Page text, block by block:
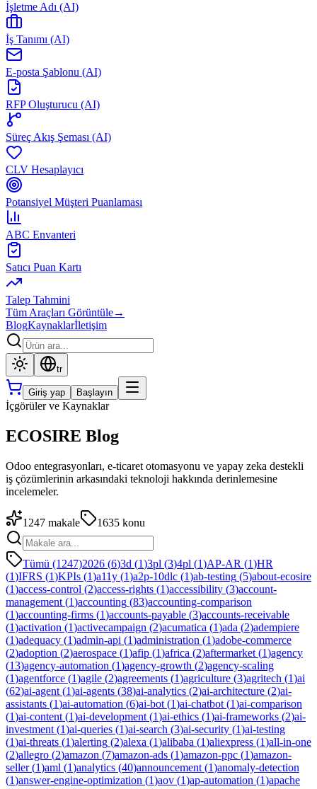
İşletme Adı (AI)
İş Tanımı (AI)
E-posta Şablonu (AI)
RFP Oluşturucu (AI)
Süreç Akış Şeması (AI)
CLV Hesaplayıcı
Potansiyel Müşteri Puanlaması
ABC Envanteri
Satıcı Puan Kartı
Talep Tahmini
Tüm Araçları Görüntüle→
BlogKaynaklarİletişim
tr
Giriş yap Başlayın
İçgörüler ve Kaynaklar
ECOSIRE Blog
Odoo entegrasyonları, e-ticaret otomasyonu ve yapay zeka destekli
iş çözümlerinin arkasındaki teknoloji hakkında derinlemesine
incelemeler.
1247 makale 1635 konu
Tümü (1247)2026 (6)3d (1)3pl (3)4pl (1)AP-AR (1)HR
(1)IFRS (1)KPIs (1)a11y (1)a2p-10dlc (1)ab-testing (5)about-ecosire
(1)access-control (2)access-rights (1)accessibility (3)account-
management (1)accounting (83)accounting-comparison
(1)accounting-firms (1)accounts-payable (3)accounts-receivable
(1)activation (1)activecampaign (2)acumatica (1)ada (2)adempiere
(1)adequacy (1)admin-api (1)administration (1)adobe-commerce
(2)adoption (2)aerospace (1)afip (1)africa (2)aftermarket (1)agency
(13)agency-automation (1)agency-growth (2)agency-scaling
(1)agentforce (1)agile (2)agreements (1)agriculture (3)agritech (1)ai
(62)ai-agent (1)ai-agents (38)ai-analytics (2)ai-architecture (2)ai-
assistants (1)ai-automation (6)ai-bot (1)ai-chatbot (1)ai-comparison
(1)ai-content (1)ai-development (1)ai-ethics (1)ai-frameworks (2)ai-
investment (1)ai-queries (1)ai-search (3)ai-security (1)ai-testing
(1)ai-threats (1)alerting (2)alexa (1)alibaba (1)aliexpress (1)all-in-one
(2)allegro (2)amazon (7)amazon-ads (1)amazon-ppc (1)amazon-
seller(1)aml (1)analytics (40)announcement (1)anomaly-detection
(1)answer-engine-optimization (1)aov (1)ap-automation (1)apache